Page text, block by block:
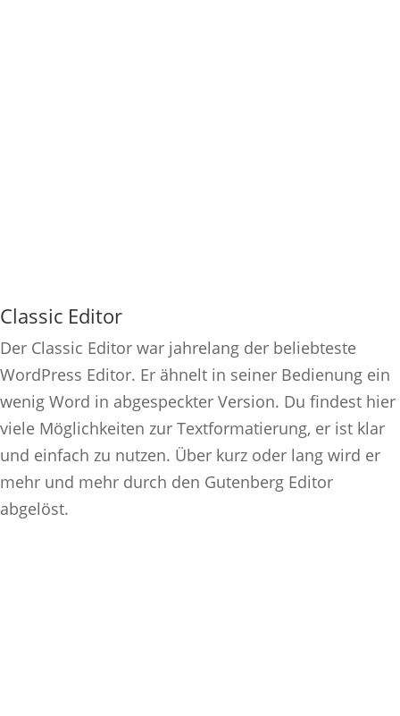
Classic Editor
Der Classic Editor war jahrelang der beliebteste
WordPress Editor. Er ähnelt in seiner Bedienung ein
wenig Word in abgespeckter Version. Du findest hier
viele Möglichkeiten zur Textformatierung, er ist klar
und einfach zu nutzen. Über kurz oder lang wird er
mehr und mehr durch den Gutenberg Editor
abgelöst.